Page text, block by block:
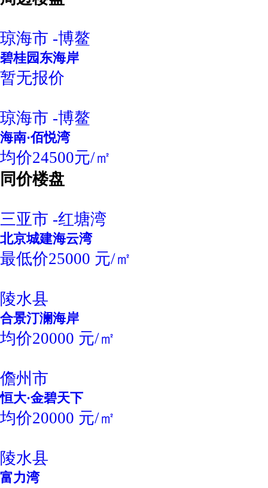
琼海市 -博鳌
碧桂园东海岸
暂无报价
琼海市 -博鳌
海南·佰悦湾
均价24500元/㎡
同价楼盘
三亚市 -红塘湾
北京城建海云湾
最低价25000 元/㎡
陵水县
合景汀澜海岸
均价20000 元/㎡
儋州市
恒大·金碧天下
均价20000 元/㎡
陵水县
富力湾